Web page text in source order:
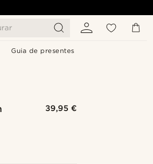
Guia de presentes
39,95 €